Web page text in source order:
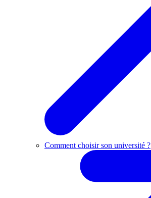
Comment choisir son université ?